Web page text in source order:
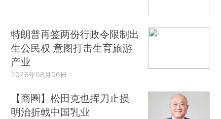
特朗普再签两份行政令限制出
生公民权 意图打击生育旅游
产业
2026年08月06日
【商圈】松田克也挥刀止损
明治折戟中国乳业